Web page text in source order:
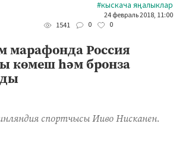
#кыскача яңалыклар
24 февраль 2018, 11:00
1541
0 0
марафонда Россия
көмеш һәм бронза
спортчысы Ииво Нисканен.